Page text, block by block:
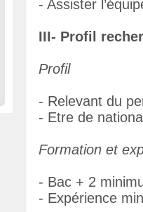
- Assister
III- Profil
Profil
- Relevant du
- Etre de
Formation et
- Bac + 2
- Expérience